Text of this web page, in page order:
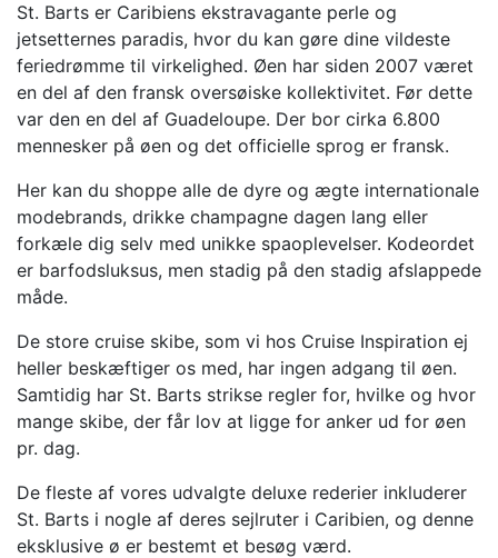
St. Barts er Caribiens ekstravagante perle og
jetsetternes paradis, hvor du kan gøre dine vildeste
feriedrømme til virkelighed. Øen har siden 2007 været
en del af den fransk oversøiske kollektivitet. Før dette
var den en del af Guadeloupe. Der bor cirka 6.800
mennesker på øen og det officielle sprog er fransk.
Her kan du shoppe alle de dyre og ægte internationale
modebrands, drikke champagne dagen lang eller
forkæle dig selv med unikke spaoplevelser. Kodeordet
er barfodsluksus, men stadig på den stadig afslappede
måde.
De store cruise skibe, som vi hos Cruise Inspiration ej
heller beskæftiger os med, har ingen adgang til øen.
Samtidig har St. Barts strikse regler for, hvilke og hvor
mange skibe, der får lov at ligge for anker ud for øen
pr. dag.
De fleste af vores udvalgte deluxe rederier inkluderer
St. Barts i nogle af deres sejlruter i Caribien, og denne
eksklusive ø er bestemt et besøg værd.